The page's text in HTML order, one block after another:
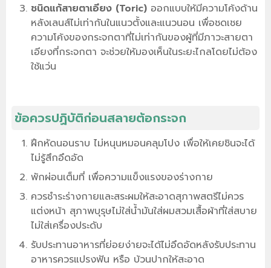
ชนิดแก้สายตาเอียง (Toric) ออกแบบให้มีความโค้งด้าน
หลังเลนส์ไม่เท่ากันในแนวตั้งและแนวนอน เพื่อชดเชย
ความโค้งของกระจกตาที่ไม่เท่ากันของผู้ที่มีภาวะสายตา
เอียงที่กระจกตา จะช่วยให้มองเห็นในระยะไกลโดยไม่ต้อง
ใช้แว่น
ข้อควรปฏิบัติก่อนสลายต้อกระจก
ฝึกหัดนอนราบ ไม่หนุนหมอนคลุมโปง เพื่อให้เคยชินจะได้
ไม่รู้สึกอึดอัด
พักผ่อนเต็มที่ เพื่อความแข็งแรงของร่างกาย
ควรชำระร่างกายและสระผมให้สะอาดสุภาพสตรีไม่ควร
แต่งหน้า สุภาพบุรุษไม่ใส่น้ำมันใส่ผมสวมเสื้อผ้าที่ใส่สบาย
ไม่ใส่เครื่องประดับ
รับประทานอาหารที่ย่อยง่ายจะได้ไม่อึดอัดหลังรับประทาน
อาหารควรแปรงฟัน หรือ บ้วนปากให้สะอาด